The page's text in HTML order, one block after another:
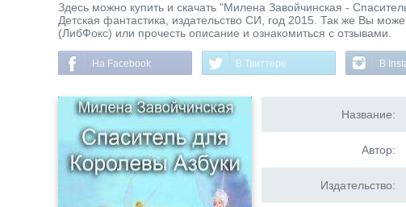
Здесь можно купить и скачать "Милена Завойчинская -
Детская фантастика, издательство СИ, год 2015. Так же Вы
(ЛибФокс) или прочесть описание и ознакомиться с отзывами.
На Facebook В Твиттере В
Название:
Автор:
Издательство: